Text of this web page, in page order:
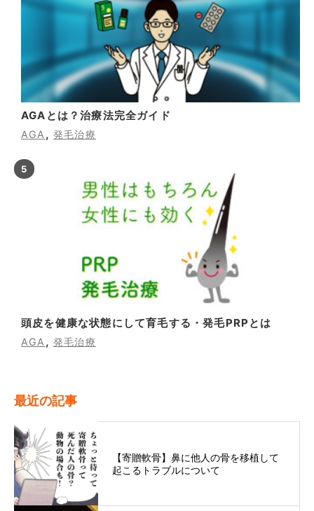
AGAとは？治療法完全ガイド
AGA ,発毛治療
頭皮を健康な状態にして育毛する・発毛PRPとは
AGA ,発毛治療
最近の記事
【寄贈軟骨】鼻に他人の骨を移植して
起こるトラブルについて